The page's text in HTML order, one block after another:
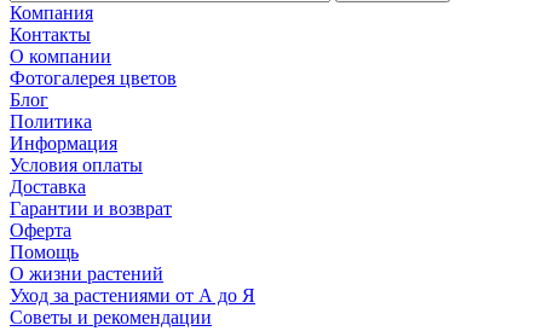
Компания
Контакты
О компании
Фотогалерея цветов
Блог
Политика
Информация
Условия оплаты
Доставка
Гарантии и возврат
Оферта
Помощь
О жизни растений
Уход за растениями от А до Я
Советы и рекомендации